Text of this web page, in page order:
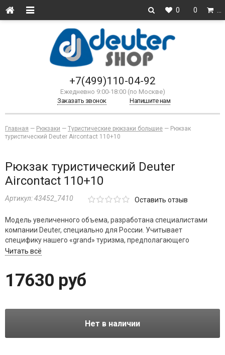
0 0
+7(499)110-04-92
Ежедневно 9:00-18:00 (по Москве)
Заказать звонок
Напишите нам
Главная — Рюкзаки — Туристические рюкзаки большие — Рюкзак
туристический Deuter Aircontact 110+10
Рюкзак туристический Deuter
Aircontact 110+10
Артикул:43452_7410 Оставить отзыв
Модель увеличенного объема, разработана специалистами
компании Deuter, специально для России. Учитывает
специфику нашего «grand» туризма, предполагающего
транспортировку большого количества вещей и снаряжения.
Читать всё
17630 руб
Нет в наличии